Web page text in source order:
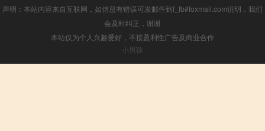
声明：本站内容来自互联网，如信息有错误可发邮件到f_fb#foxmail.com说明，我们
会及时纠正，谢谢
本站仅为个人兴趣爱好，不接盈利性广告及商业合作
小男孩